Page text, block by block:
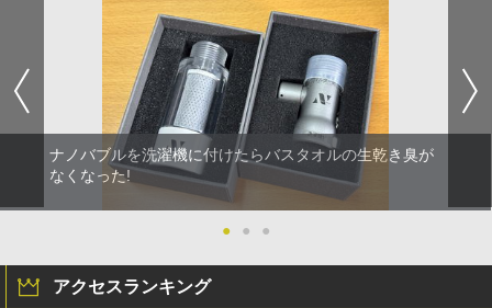
ナノバブルを洗濯機に付けたらバスタオルの生乾き臭が
なくなった!
● ● ●
アクセスランキング